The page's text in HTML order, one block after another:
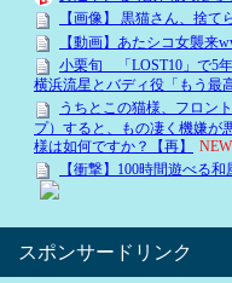
スポンサードリンク